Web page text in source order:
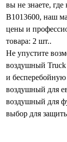
вы не знаете,
B1013600, наш
цены и
товара: 2 шт..
Не упустите
воздушный Truck
и
воздушный для
воздушный для
выбор для